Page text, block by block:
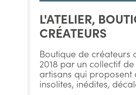
L'ATELIER,
CRÉATEURS
Boutique de créateurs
2018 par un collectif
artisans qui
insolites, inédites,